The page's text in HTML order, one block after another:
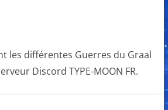
les différentes Guerres du Graal
Discord TYPE-MOON FR.